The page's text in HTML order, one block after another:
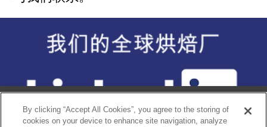
Footer
Home我们的故事我们的产品BQ与众不同之处为更好的世界
By clicking “Accept All Cookies”, you agree to the storing of
cookies on your device to enhance site navigation, analyze